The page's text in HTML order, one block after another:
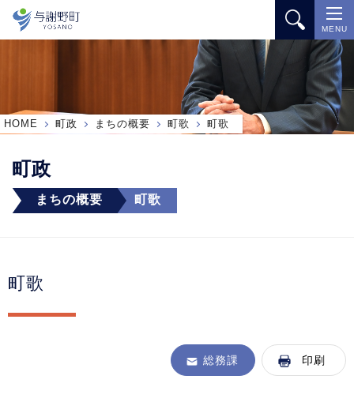
MENU
町政
まちの概要 町歌
HOME 町政 まちの概要 町歌 町歌
町歌
総務課 印刷